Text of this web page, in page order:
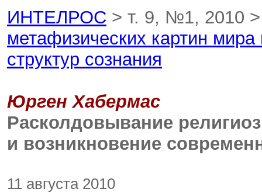
ИНТЕЛРОС > т. 9, №1, 2010
метафизических картин
структур сознания
Юрген Хабермас
Расколдовывание
и возникновение
11 августа 2010